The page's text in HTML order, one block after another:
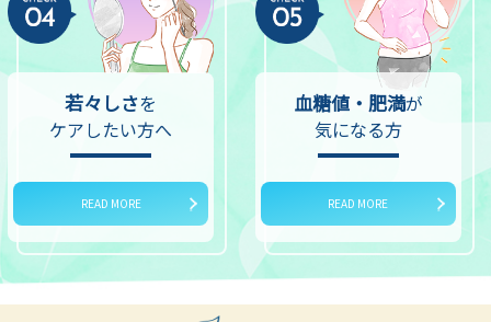
若々しさを
ケアしたい方へ
READ MORE
血糖値・肥満が
気になる方
READ MORE